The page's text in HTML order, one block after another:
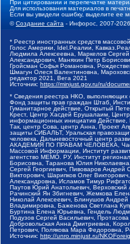
При цитировании и перепечатке
Для использования материалов в
Если вы увидели ошибку, выделите ее
©Создание сайта - Инфорос, 2007-2026
* Реестр иностранных средств
Голос Америки, Idel.Реалии,
Людмила Алексеевна, Маркелов
Александрович, Маняхин Петр
Гройсман Софья Романовна,
Шмагун Олеся Валентиновна,
редактор 2021, Вега 2021
Источник: https://minjust.gov.ru/ru/
* Сведения реестра НКО, выполняющих
Фонд защиты прав граждан Штаб,
Гуманитарное действие, Открытый
Крест, Центр Хасдей Ерушалаим,
информационных инициатив
Так, центр Сова, центр Анна, Проект
защиты СИБАЛЬТ, Уральская
человека, Дальневосточный центр
АКАДЕМИЯ ПО ПРАВАМ ЧЕЛОВЕКА,
Массовой Информации, Институт
агентство МЕМО. РУ, Институт
Борисовна, Таранова Юлия
Сергей Георгиевич, Пивоваров
Викторович, Шарипков Олег
Александровна, Исламов Тимур
Паутов Юрий Анатольевич, Верховский
Рачинский Ян Збигневич, Жемкова
Николай Алексеевич, Блинушов
Владимировна, Баженова Светлана
Буртина Елена Юрьевна, Гендель
Подузов Сергей Васильевич,
Добровольская Анна Дмитриевна,
Петрович, Полякова Мара Федоровна,
Источник: http://unro.minjust.ru/